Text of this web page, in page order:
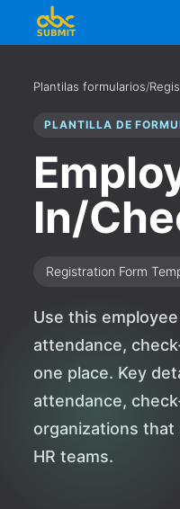
Plantilas formularios/
PLANTILLA DE
In/
Registration Form
Use this
attendance,
one place. Key
attendance,
organizations
HR teams.